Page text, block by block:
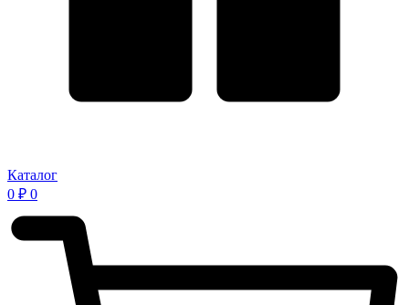
Каталог
0 ₽ 0